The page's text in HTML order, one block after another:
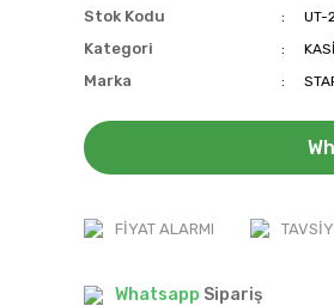
Stok Kodu UT-
Kategori
Marka
FIYAT ALARMI
Whatsapp Sipariş